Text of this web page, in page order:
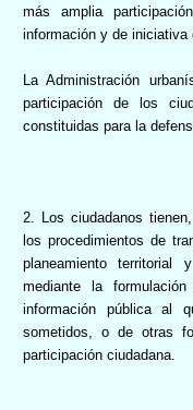
más amplia
información y de iniciativa
La Administración
participación de los
constituidas para la
2. Los ciudadanos
los procedimientos de
planeamiento
mediante la
información pública al
sometidos, o de otras
participación ciudadana.